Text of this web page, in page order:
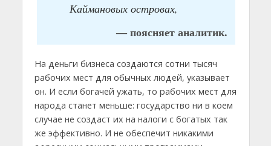
Каймановых островах,
— поясняет аналитик.
На деньги бизнеса создаются сотни тысяч
рабочих мест для обычных людей, указывает
он. И если богачей ужать, то рабочих мест для
народа станет меньше: государство ни в коем
случае не создаст их на налоги с богатых так
же эффективно. И не обеспечит никакими